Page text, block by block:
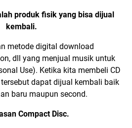
produk fisik yang bisa dijual
kembali.
metode digital download
, dll yang menjual musik untuk
Use). Ketika kita membeli CD
dapat dijual kembali baik
baru maupun second.
Compact Disc.